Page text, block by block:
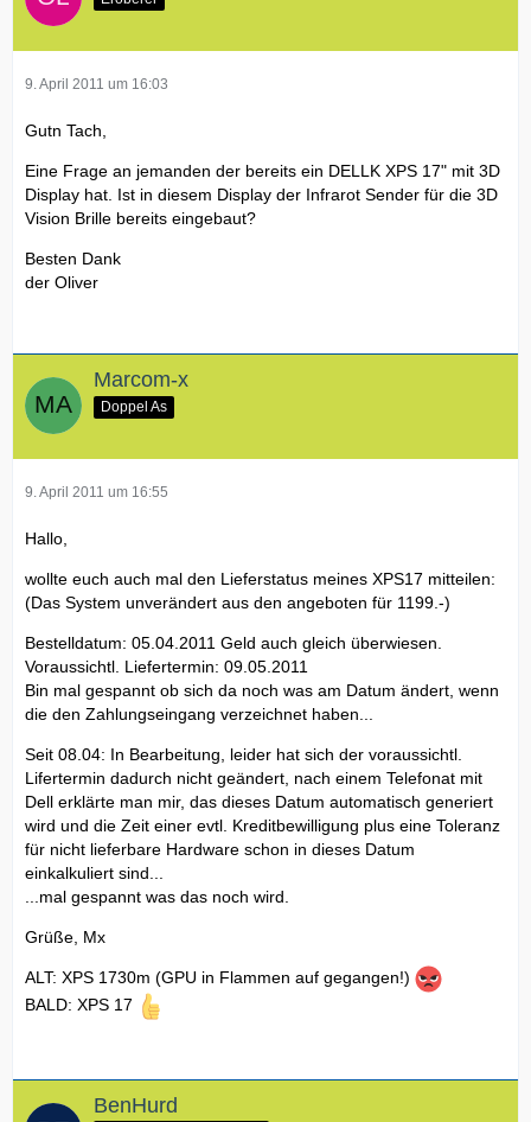
9. April 2011 um 16:03
Gutn Tach,
Eine Frage an jemanden der bereits ein DELLK XPS 17" mit 3D
Display hat. Ist in diesem Display der Infrarot Sender für die 3D
Vision Brille bereits eingebaut?
Besten Dank
der Oliver
Marcom-x
Doppel As
9. April 2011 um 16:55
Hallo,
wollte euch auch mal den Lieferstatus meines XPS17 mitteilen:
(Das System unverändert aus den angeboten für 1199.-)
Bestelldatum: 05.04.2011 Geld auch gleich überwiesen.
Voraussichtl. Liefertermin: 09.05.2011
Bin mal gespannt ob sich da noch was am Datum ändert, wenn
die den Zahlungseingang verzeichnet haben...
Seit 08.04: In Bearbeitung, leider hat sich der voraussichtl.
Lifertermin dadurch nicht geändert, nach einem Telefonat mit
Dell erklärte man mir, das dieses Datum automatisch generiert
wird und die Zeit einer evtl. Kreditbewilligung plus eine Toleranz
für nicht lieferbare Hardware schon in dieses Datum
einkalkuliert sind...
...mal gespannt was das noch wird.
Grüße, Mx
ALT: XPS 1730m (GPU in Flammen auf gegangen!)
BALD: XPS 17
BenHurd